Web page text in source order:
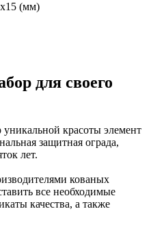
(мм)
для своего
красоты элемент
защитная ограда,
лет.
кованых
все необходимые
качества, а также